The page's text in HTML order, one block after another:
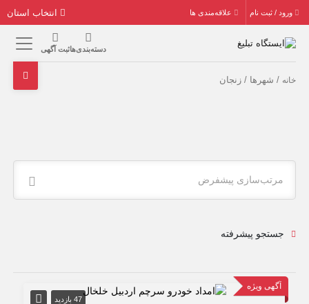
ورود / ثبت نام علاقه‌مندی ها
دسته‌بندی‌هاثبت آگهی
خانه / شهرها / زنجان
مرتب‌سازی پیشفرض
جستجو پیشرفته
آگهی ویژه
47 بازدید